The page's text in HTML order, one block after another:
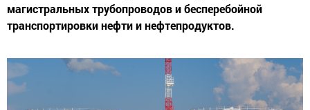
магистральных трубопроводов и бесперебойной
транспортировки нефти и нефтепродуктов.